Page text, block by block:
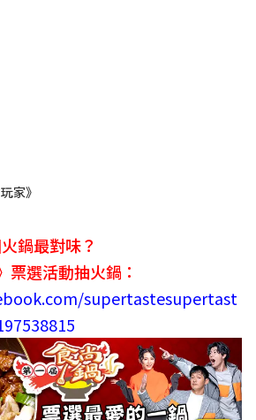
家》
鍋最對味？
票選活動抽火鍋：
supertastesupertast